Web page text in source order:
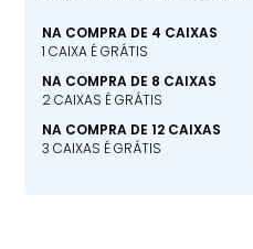
NA COMPRA DE 4 CAIXAS
1 CAIXA É GRÁTIS
NA COMPRA DE 8 CAIXAS
2 CAIXAS É GRÁTIS
NA COMPRA DE 12 CAIXAS
3 CAIXAS É GRÁTIS